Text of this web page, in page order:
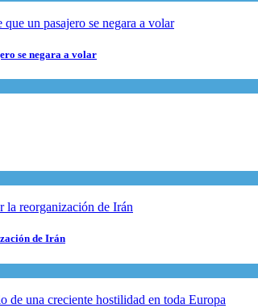
se negara a volar
de Irán